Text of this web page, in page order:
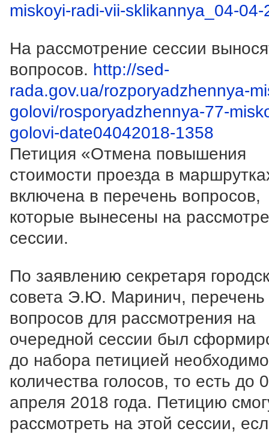
miskoyi-radi-vii-sklikannya_04-04-
На рассмотрение сессии
вопросов. http://sed-
rada.gov.ua/rozporyadzhennya-
golovi/rosporyadzhennya-77-
golovi-date04042018-1358
Петиция «Отмена повышения
стоимости проезда в
включена в перечень вопросов,
которые вынесены на
сессии.
По заявлению секретаря
совета Э.Ю. Маринич, перечень
вопросов для рассмотрения на
очередной сессии был
до набора петицией
количества голосов, то есть до
апреля 2018 года. Петицию
рассмотреть на этой сессии,